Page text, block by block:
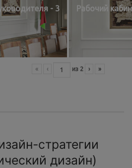
- 3 Рабочий
« ‹ из 2 › »
стратегии
дизайн)